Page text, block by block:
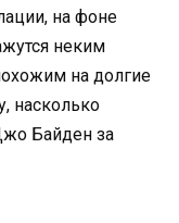
на фоне
неким
на долгие
насколько
Байден за